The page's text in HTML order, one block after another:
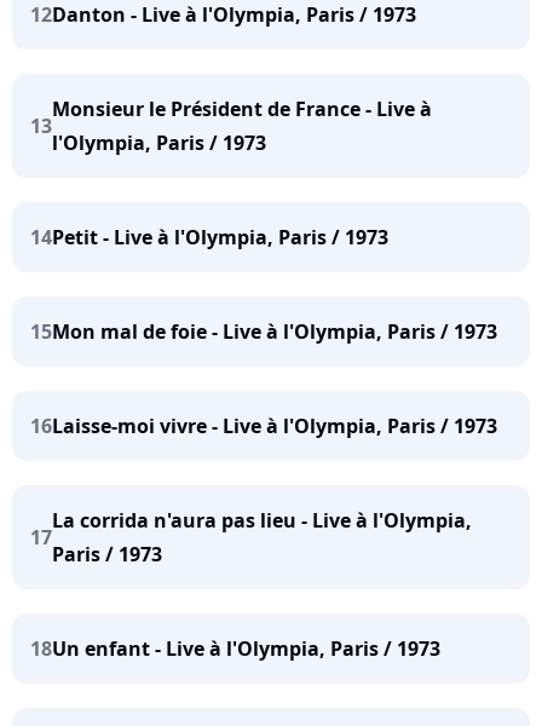
12Danton - Live à l'Olympia, Paris / 1973
13
Monsieur le Président de France - Live à
l'Olympia, Paris / 1973
14Petit - Live à l'Olympia, Paris / 1973
15Mon mal de foie - Live à l'Olympia, Paris / 1973
16Laisse-moi vivre - Live à l'Olympia, Paris / 1973
17
La corrida n'aura pas lieu - Live à l'Olympia,
Paris / 1973
18Un enfant - Live à l'Olympia, Paris / 1973